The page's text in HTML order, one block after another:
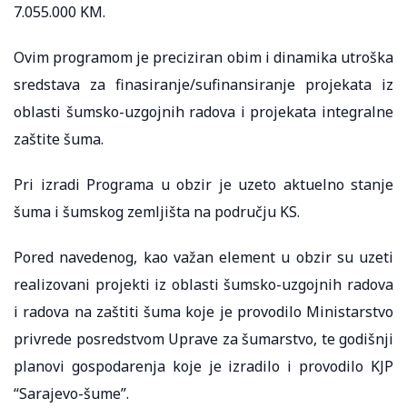
7.055.000 KM.
Ovim programom je preciziran obim i dinamika utroška
sredstava za finasiranje/sufinansiranje projekata iz
oblasti šumsko-uzgojnih radova i projekata integralne
zaštite šuma.
Pri izradi Programa u obzir je uzeto aktuelno stanje
šuma i šumskog zemljišta na području KS.
Pored navedenog, kao važan element u obzir su uzeti
realizovani projekti iz oblasti šumsko-uzgojnih radova
i radova na zaštiti šuma koje je provodilo Ministarstvo
privrede posredstvom Uprave za šumarstvo, te godišnji
planovi gospodarenja koje je izradilo i provodilo KJP
“Sarajevo-šume”.